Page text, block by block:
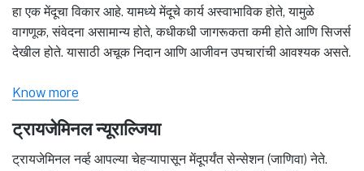
हा एक मेंदूचा विकार आहे. यामध्ये मेंदूचे कार्य अस्वाभाविक होते, यामुळे
वागणूक, संवेदना असामान्य होते, कधीकधी जागरूकता कमी होते आणि सिजर्स
देखील होते. यासाठी अचूक निदान आणि आजीवन उपचारांची आवश्यक असते.
Know more
ट्रायजेमिनल न्यूराल्जिया
ट्रायजेमिनल नर्व्ह आपल्या चेहऱ्यापासून मेंदूपर्यंत सेन्सेशन (जाणिवा) नेते.